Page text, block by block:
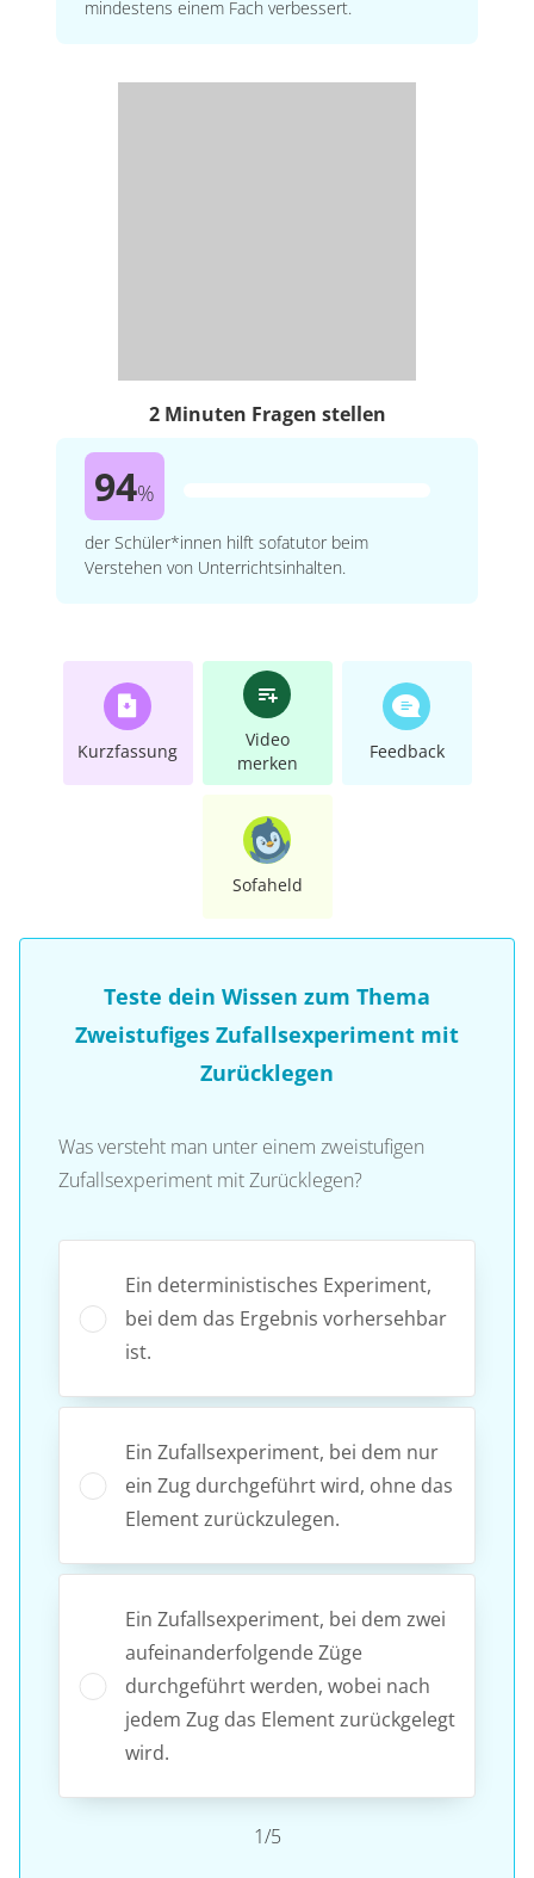
mindestens einem Fach verbessert.
2 Minuten Fragen stellen
94%
der Schüler*innen hilft sofatutor beim
Verstehen von Unterrichtsinhalten.
Kurzfassung
Video
merken
Feedback
Sofaheld
Teste dein Wissen zum Thema
Zweistufiges Zufallsexperiment mit
Zurücklegen
Was versteht man unter einem zweistufigen
Zufallsexperiment mit Zurücklegen?
Ein deterministisches Experiment,
bei dem das Ergebnis vorhersehbar
ist.
Ein Zufallsexperiment, bei dem nur
ein Zug durchgeführt wird, ohne das
Element zurückzulegen.
Ein Zufallsexperiment, bei dem zwei
aufeinanderfolgende Züge
durchgeführt werden, wobei nach
jedem Zug das Element zurückgelegt
wird.
1/5